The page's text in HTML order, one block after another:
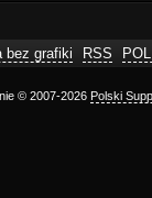
bez grafiki RSS
© 2007-2026 Polski